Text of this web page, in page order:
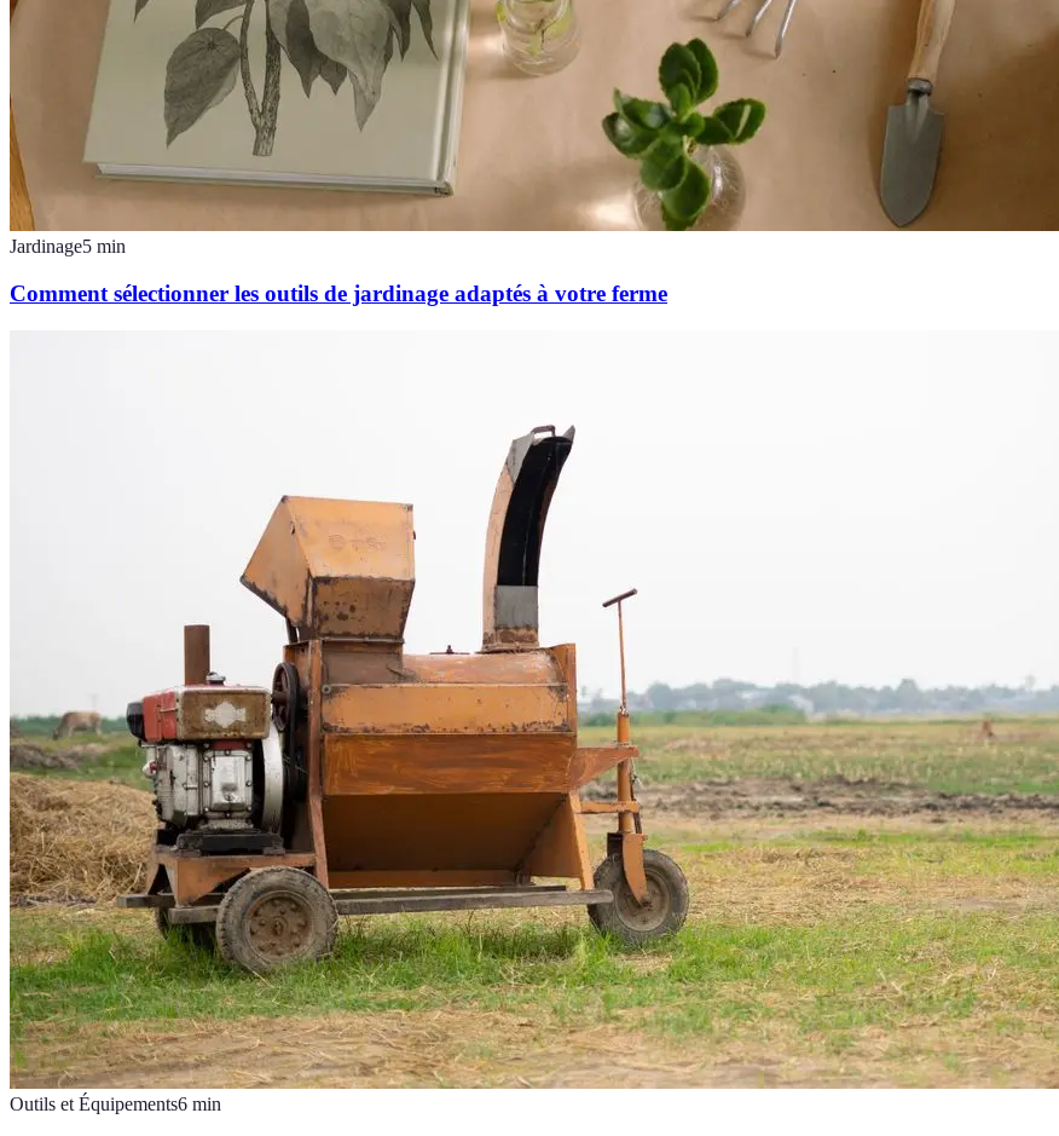
Jardinage5 min
Comment sélectionner les outils de jardinage adaptés à votre ferme
Outils et Équipements6 min